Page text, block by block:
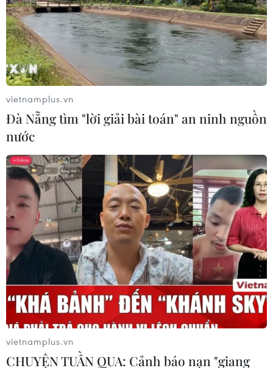
Theo dõi VietnamPlus
TIN LIÊN QUAN
Thổ Nhĩ Kỳ truy tố 6 quan chức Saudi
Arabia trong vụ sát hại nhà báo
28/09/2020 11:56
vietnamplus.vn
Đà Nẵng tìm "lời giải bài toán" an ninh nguồn
nước
vietnamplus.vn
CHUYỆN TUẦN QUA: Cảnh báo nạn "giang